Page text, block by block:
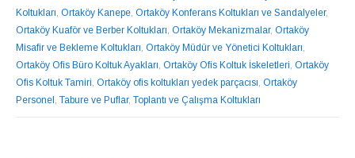
Koltukları, Ortaköy Kanepe, Ortaköy Konferans Koltukları ve Sandalyeler,
Ortaköy Kuaför ve Berber Koltukları, Ortaköy Mekanizmalar, Ortaköy
Misafir ve Bekleme Koltukları, Ortaköy Müdür ve Yönetici Koltukları,
Ortaköy Ofis Büro Koltuk Ayakları, Ortaköy Ofis Koltuk İskeletleri, Ortaköy
Ofis Koltuk Tamiri, Ortaköy ofis koltukları yedek parçacısı, Ortaköy
Personel , Tabure ve Puflar, Toplantı ve Çalışma Koltukları